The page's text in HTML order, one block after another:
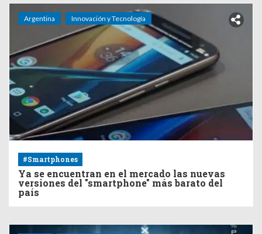
Argentina Innovación y Tecnología
#Smartphones
Ya se encuentran en el mercado las nuevas
versiones del "smartphone" más barato del
país